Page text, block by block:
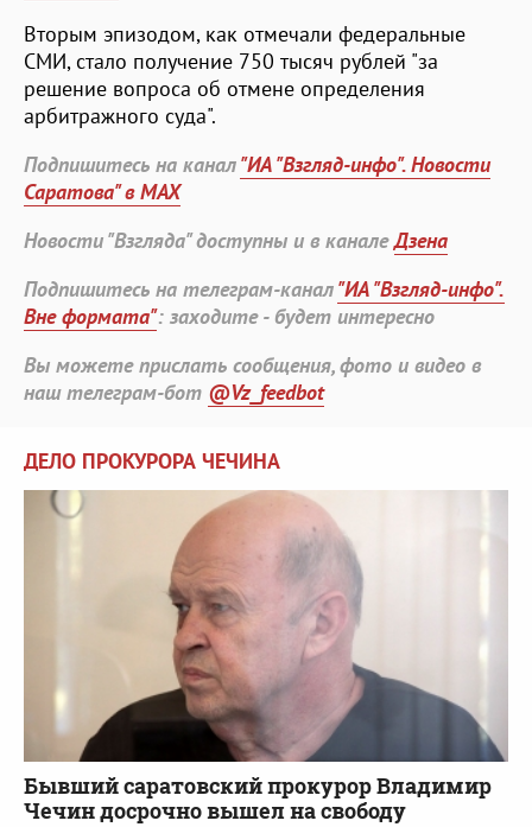
Вторым эпизодом, как отмечали федеральные
СМИ, стало получение 750 тысяч рублей "за
решение вопроса об отмене определения
арбитражного суда".
Подпишитесь на канал"ИА "Взгляд-инфо". Новости
Саратова" в MAX
Новости "Взгляда" доступны и в каналеДзена
Подпишитесь на телеграм-канал"ИА "Взгляд-инфо".
Вне формата": заходите - будет интересно
Вы можете прислать сообщения, фото и видео в
наш телеграм-бот @Vz_feedbot
ДЕЛО ПРОКУРОРА ЧЕЧИНА
Бывший саратовский прокурор Владимир
Чечин досрочно вышел на свободу